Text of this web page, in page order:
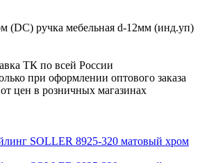
(DC) ручка мебельная d-12мм (инд.уп)
ТК по всей России
при оформлении оптового заказа
цен в розничных магазинах